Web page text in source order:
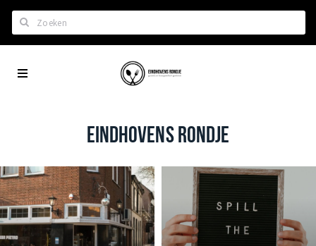
Home
Het laatste nieuws in Eindhoven
Roddels...
Restaurants en meer
Agenda
City
EINDHOVENS RONDJE